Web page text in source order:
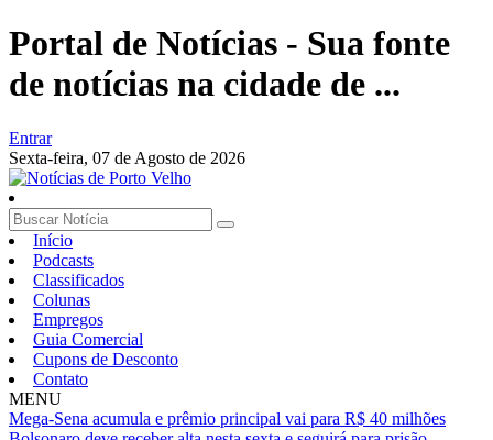
Portal de Notícias - Sua fonte
de notícias na cidade de ...
Entrar
Sexta-feira, 07 de Agosto de 2026
Início
Podcasts
Classificados
Colunas
Empregos
Guia Comercial
Cupons de Desconto
Contato
MENU
Mega-Sena acumula e prêmio principal vai para R$ 40 milhões